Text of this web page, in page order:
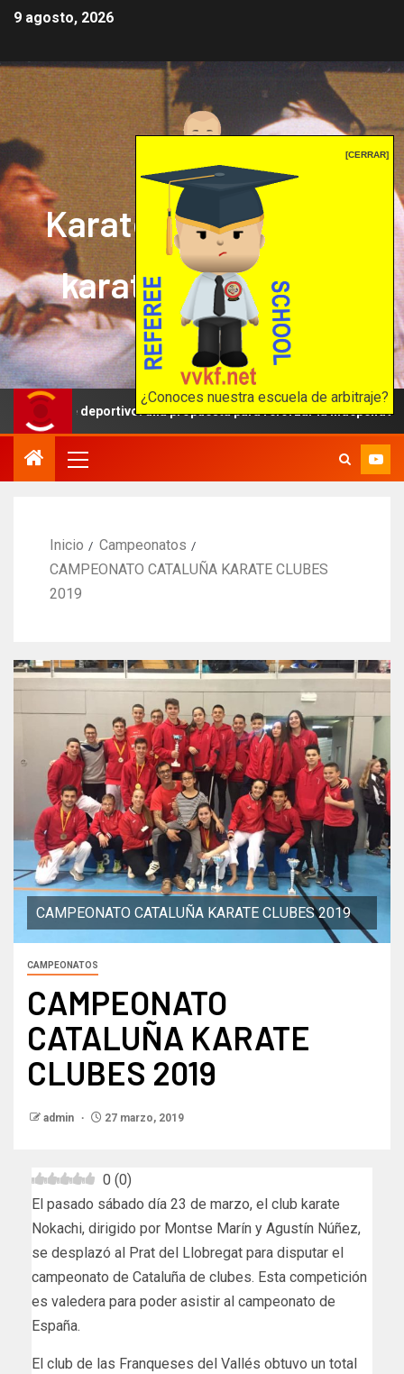
[CERRAR]
¿Conoces nuestra escuela de arbitraje?
9 agosto, 2026
Karate mrprepor: el
karate en internet
El karate en internet
deportivo: una propuesta para reforzar la independencia arbitral
Inicio
Campeonatos
CAMPEONATO CATALUÑA KARATE CLUBES
2019
CAMPEONATO CATALUÑA KARATE CLUBES 2019
CAMPEONATOS
CAMPEONATO
CATALUÑA KARATE
CLUBES 2019
admin 27 marzo, 2019
0 (0)
El pasado sábado día 23 de marzo, el club karate
Nokachi, dirigido por Montse Marín y Agustín Núñez,
se desplazó al Prat del Llobregat para disputar el
campeonato de Cataluña de clubes. Esta competición
es valedera para poder asistir al campeonato de
España.
El club de las Franqueses del Vallés obtuvo un total